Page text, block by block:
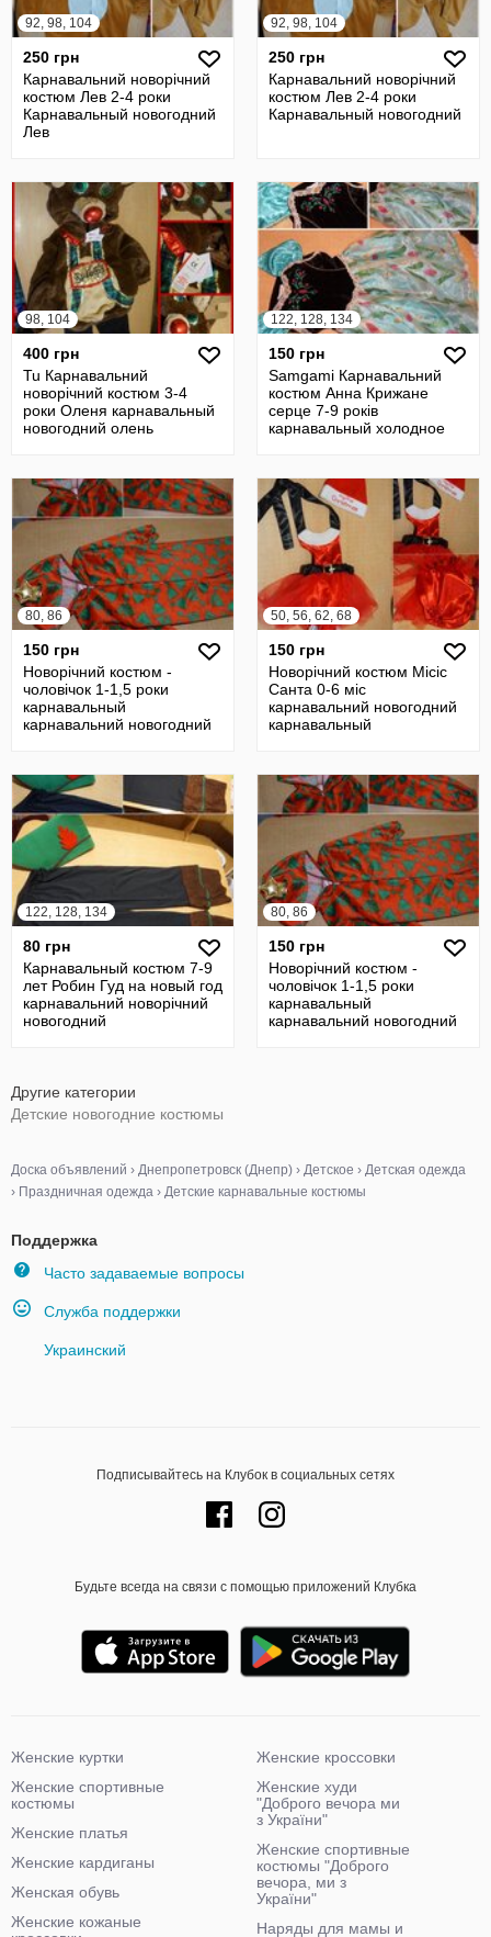
92, 98, 104
250 грн
Карнавальний новорічний
костюм Лев 2-4 роки
Карнавальный новогодний
Лев
92, 98, 104
250 грн
Карнавальний новорічний
костюм Лев 2-4 роки
Карнавальный новогодний
98, 104
400 грн
Tu Карнавальний
новорічний костюм 3-4
роки Оленя карнавальный
новогодний олень
122, 128, 134
150 грн
Samgami Карнавальний
костюм Анна Крижане
серце 7-9 років
карнавальный холодное
80, 86
150 грн
Новорічний костюм -
чоловічок 1-1,5 роки
карнавальный
карнавальний новогодний
50, 56, 62, 68
150 грн
Новорічний костюм Місіс
Санта 0-6 міс
карнавальний новогодний
карнавальный
122, 128, 134
80 грн
Карнавальный костюм 7-9
лет Робин Гуд на новый год
карнавальний новорічний
новогодний
80, 86
150 грн
Новорічний костюм -
чоловічок 1-1,5 роки
карнавальный
карнавальний новогодний
Другие категории
Детские новогодние костюмы
Доска объявлений › Днепропетровск (Днепр) › Детское › Детская одежда
› Праздничная одежда › Детские карнавальные костюмы
Поддержка
Часто задаваемые вопросы
Служба поддержки
Украинский
Подписывайтесь на Клубок в социальных сетях
Будьте всегда на связи с помощью приложений Клубка
Женские куртки
Женские спортивные
костюмы
Женские платья
Женские кардиганы
Женская обувь
Женские кожаные
Женские кроссовки
Женские худи
"Доброго вечора ми
з України"
Женские спортивные
костюмы "Доброго
вечора, ми з
України"
Наряды для мамы и